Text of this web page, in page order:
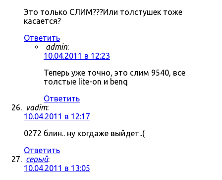
Это только СЛИМ???Или толстушек тоже
касается?
Ответить
admin:
10.04.2011 в 12:23
Теперь уже точно, это слим 9540, все
толстые lite-on и benq
Ответить
vadim:
10.04.2011 в 12:17
0272 блин.. ну когдаже выйдет..(
Ответить
серый:
10.04.2011 в 13:05